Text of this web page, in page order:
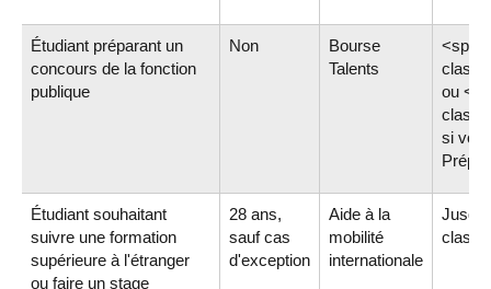
Étudiant préparant un
concours de la fonction
publique
Non
Bourse
Talents
<span
ou
si
Prépa
Étudiant souhaitant
suivre une formation
supérieure à l'étranger
ou faire un stage
28 ans,
sauf cas
d'exception
Aide à la
mobilité
internationale